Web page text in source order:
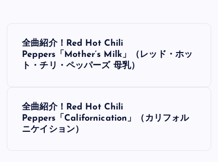
投
稿
ビ
ゲ
全曲紹介！Red Hot Chili
Peppers「Mother’s Milk」（レッド・ホッ
ト・チリ・ペッパーズ 母乳）
全曲紹介！Red Hot Chili
Peppers「Californication」（カリフォル
ニケイション）